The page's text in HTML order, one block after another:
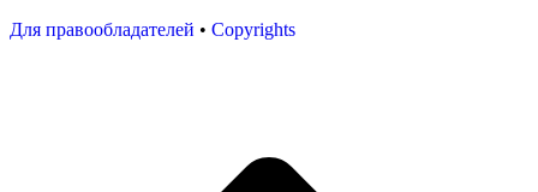
Для правообладателей • Copyrights